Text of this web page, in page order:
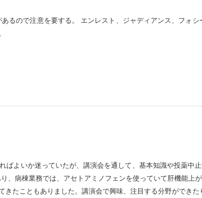
るので注意を要する。 エンレスト、ジャディアンス、フォ
よいか迷っていたが、講演会を通して、基本知識や投薬中
、病棟業務では、アセトアミノフェンを使っていて肝機能上
たこともありました。講演会で興味、注目する分野ができた